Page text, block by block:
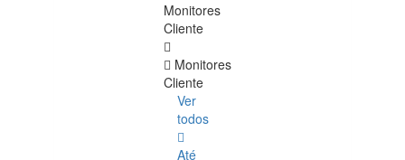
Monitores
Cliente
Monitores
Cliente
Ver
todos
Até